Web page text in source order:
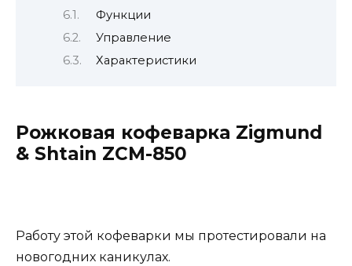
Функции
Управление
Характеристики
Рожковая кофеварка Zigmund
& Shtain ZCM-850
Работу этой кофеварки мы протестировали на
новогодних каникулах.